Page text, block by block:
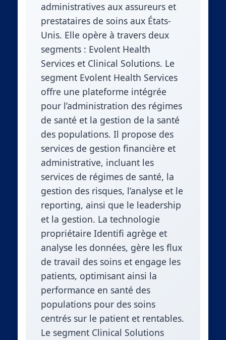
administratives aux assureurs et
prestataires de soins aux États-
Unis. Elle opère à travers deux
segments : Evolent Health
Services et Clinical Solutions. Le
segment Evolent Health Services
offre une plateforme intégrée
pour l’administration des régimes
de santé et la gestion de la santé
des populations. Il propose des
services de gestion financière et
administrative, incluant les
services de régimes de santé, la
gestion des risques, l’analyse et le
reporting, ainsi que le leadership
et la gestion. La technologie
propriétaire Identifi agrège et
analyse les données, gère les flux
de travail des soins et engage les
patients, optimisant ainsi la
performance en santé des
populations pour des soins
centrés sur le patient et rentables.
Le segment Clinical Solutions